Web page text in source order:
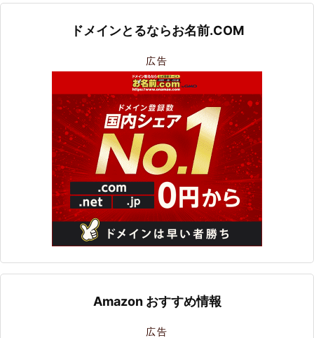
ドメインとるならお名前.COM
広告
Amazon おすすめ情報
広告